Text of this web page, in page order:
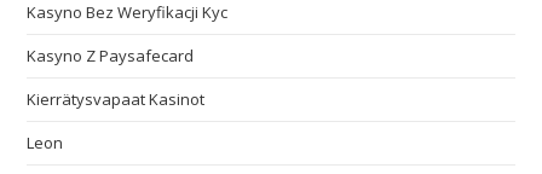
Kasyno Bez Weryfikacji Kyc
Kasyno Z Paysafecard
Kierrätysvapaat Kasinot
Leon